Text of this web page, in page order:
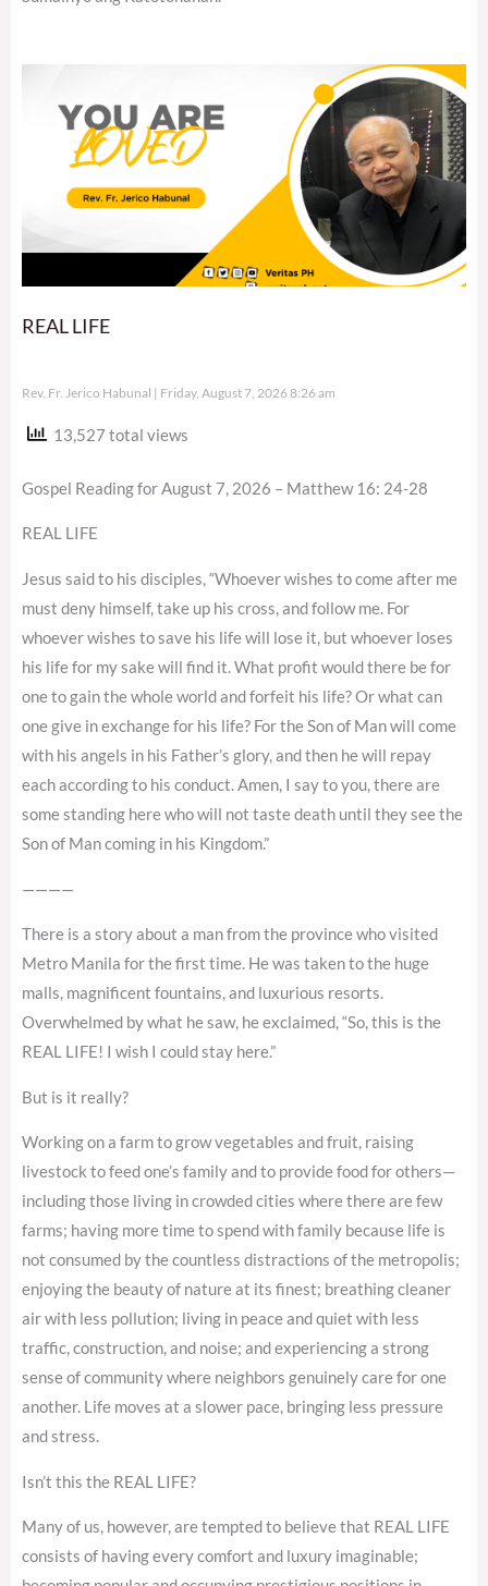
REAL LIFE
Rev. Fr. Jerico Habunal Friday, August 7, 2026 8:26 am
13,527 total views
Gospel Reading for August 7, 2026 – Matthew 16: 24-28
REAL LIFE
Jesus said to his disciples, “Whoever wishes to come after me
must deny himself, take up his cross, and follow me. For
whoever wishes to save his life will lose it, but whoever loses
his life for my sake will find it. What profit would there be for
one to gain the whole world and forfeit his life? Or what can
one give in exchange for his life? For the Son of Man will come
with his angels in his Father’s glory, and then he will repay
each according to his conduct. Amen, I say to you, there are
some standing here who will not taste death until they see the
Son of Man coming in his Kingdom.”
————
There is a story about a man from the province who visited
Metro Manila for the first time. He was taken to the huge
malls, magnificent fountains, and luxurious resorts.
Overwhelmed by what he saw, he exclaimed, “So, this is the
REAL LIFE! I wish I could stay here.”
But is it really?
Working on a farm to grow vegetables and fruit, raising
livestock to feed one’s family and to provide food for others—
including those living in crowded cities where there are few
farms; having more time to spend with family because life is
not consumed by the countless distractions of the metropolis;
enjoying the beauty of nature at its finest; breathing cleaner
air with less pollution; living in peace and quiet with less
traffic, construction, and noise; and experiencing a strong
sense of community where neighbors genuinely care for one
another. Life moves at a slower pace, bringing less pressure
and stress.
Isn’t this the REAL LIFE?
Many of us, however, are tempted to believe that REAL LIFE
consists of having every comfort and luxury imaginable;